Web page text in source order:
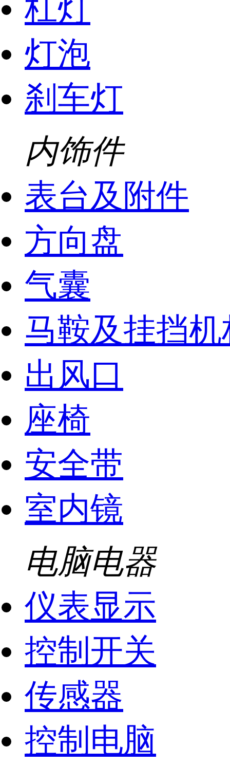
杠灯
灯泡
刹车灯
内饰件
表台及附件
方向盘
气囊
马鞍及挂挡机
出风口
座椅
安全带
室内镜
电脑电器
仪表显示
控制开关
传感器
控制电脑